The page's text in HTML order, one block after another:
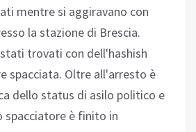
mentre si aggiravano con
la stazione di Brescia.
trovati con dell'hashish
spacciata. Oltre all'arresto è
dello status di asilo politico e
spacciatore è finito in